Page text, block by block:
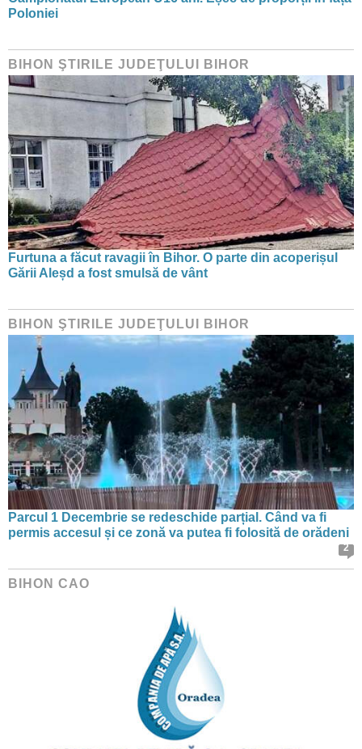
Poloniei
BIHON ŞTIRILE JUDEŢULUI BIHOR
Furtuna a făcut ravagii în Bihor. O parte din acoperișul
Gării Aleșd a fost smulsă de vânt
BIHON ŞTIRILE JUDEŢULUI BIHOR
Parcul 1 Decembrie se redeschide parțial. Când va fi
permis accesul și ce zonă va putea fi folosită de orădeni
2
BIHON CAO